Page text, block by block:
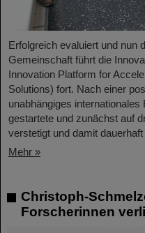
Erfolgreich evaluiert und nun
Gemeinschaft führt die
Innovation Platform for
Solutions) fort. Nach einer
unabhängiges
gestartete und zunächst auf
verstetigt und damit
Mehr »
Christoph-
Forscherinnen